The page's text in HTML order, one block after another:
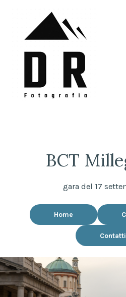
BCT
gara del 17
Home
Contatti